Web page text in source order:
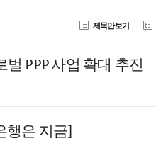
제목만보기
PPP 사업 확대 추진
행은 지금]